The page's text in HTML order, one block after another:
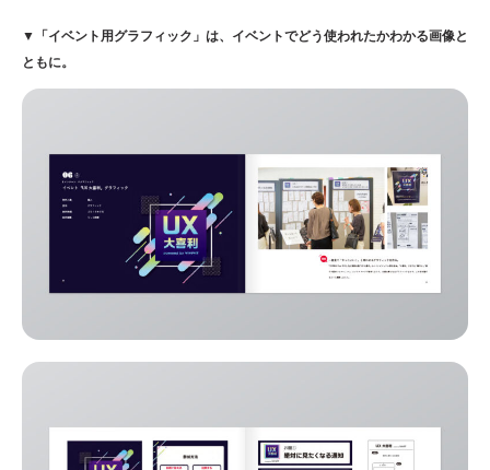
▼「イベント用グラフィック」は、イベントでどう使われたかわかる画像と
ともに。